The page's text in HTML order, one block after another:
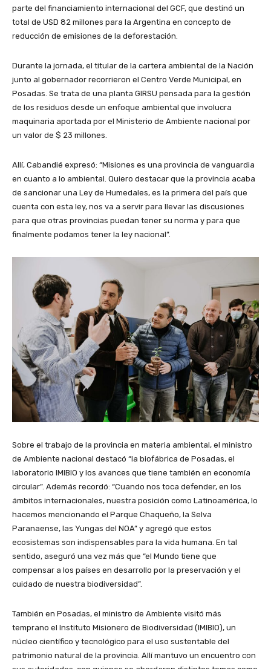
parte del financiamiento internacional del GCF, que destinó un
total de USD 82 millones para la Argentina en concepto de
reducción de emisiones de la deforestación.
Durante la jornada, el titular de la cartera ambiental de la Nación
junto al gobernador recorrieron el Centro Verde Municipal, en
Posadas. Se trata de una planta GIRSU pensada para la gestión
de los residuos desde un enfoque ambiental que involucra
maquinaria aportada por el Ministerio de Ambiente nacional por
un valor de $ 23 millones.
Allí, Cabandié expresó: “Misiones es una provincia de vanguardia
en cuanto a lo ambiental. Quiero destacar que la provincia acaba
de sancionar una Ley de Humedales, es la primera del país que
cuenta con esta ley, nos va a servir para llevar las discusiones
para que otras provincias puedan tener su norma y para que
finalmente podamos tener la ley nacional”.
Sobre el trabajo de la provincia en materia ambiental, el ministro
de Ambiente nacional destacó “la biofábrica de Posadas, el
laboratorio IMIBIO y los avances que tiene también en economía
circular”. Además recordó: “Cuando nos toca defender, en los
ámbitos internacionales, nuestra posición como Latinoamérica, lo
hacemos mencionando el Parque Chaqueño, la Selva
Paranaense, las Yungas del NOA” y agregó que estos
ecosistemas son indispensables para la vida humana. En tal
sentido, aseguró una vez más que “el Mundo tiene que
compensar a los países en desarrollo por la preservación y el
cuidado de nuestra biodiversidad”.
También en Posadas, el ministro de Ambiente visitó más
temprano el Instituto Misionero de Biodiversidad (IMIBIO), un
núcleo científico y tecnológico para el uso sustentable del
patrimonio natural de la provincia. Allí mantuvo un encuentro con